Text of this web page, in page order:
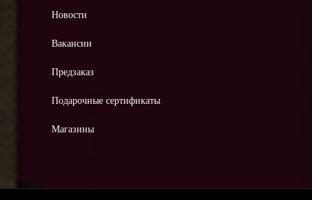
Новости
Вакансии
Предзаказ
Подарочные сертификаты
Магазины